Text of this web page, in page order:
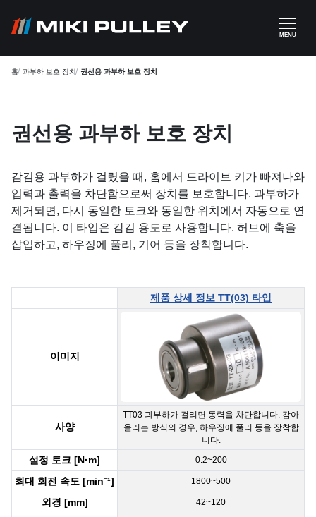
MENU
홈 과부하 보호 장치 권선용 과부하 보호 장치
권선용 과부하 보호 장치
감김용 과부하가 걸렸을 때, 홈에서 드라이브 키가 빠져나와
입력과 출력을 차단함으로써 장치를 보호합니다. 과부하가
제거되면, 다시 동일한 토크와 동일한 위치에서 자동으로 연
결됩니다. 이 타입은 감김 용도로 사용합니다. 허브에 축을
삽입하고, 하우징에 풀리, 기어 등을 장착합니다.
제품 상세 정보 TT(03) 타입
이미지
사양
TT03 과부하가 걸리면 동력을 차단합니다. 감아
올리는 방식의 경우, 하우징에 풀리 등을 장착합
니다.
설정 토크 [N·m] 0.2~200
최대 회전 속도 [min⁻¹] 1800~500
외경 [mm] 42~120